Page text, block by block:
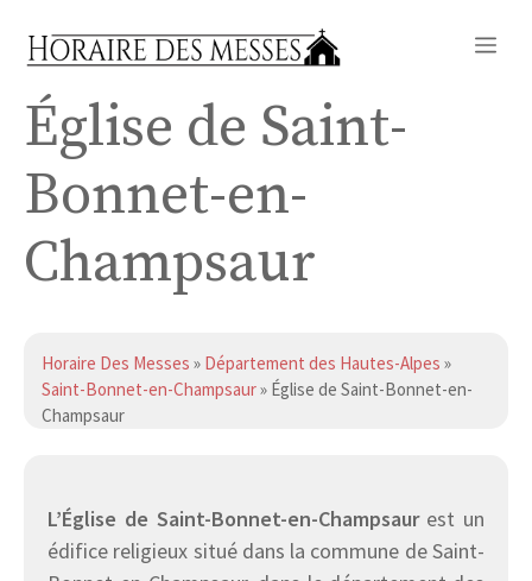
Église de Saint-
Bonnet-en-
Champsaur
Horaire Des Messes » Département des Hautes-Alpes »
Saint-Bonnet-en-Champsaur» Église de Saint-Bonnet-en-
Champsaur
L’Église de Saint-Bonnet-en-Champsaurest un
édifice religieux situé dans la commune de Saint-